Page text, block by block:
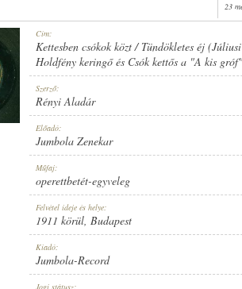
EGYVELEG
KÖRÜL
23
Cím:
Kettesben csókok közt / Tündökletes éj
Holdfény keringő és Csók kettős a "A kis
Szerző:
Rényi Aladár
Előadó:
Jumbola Zenekar
Műfaj:
operettbetét-egyveleg
Felvétel ideje és helye:
1911 körül, Budapest
Kiadó:
Jumbola-Record
Jogi státusz: